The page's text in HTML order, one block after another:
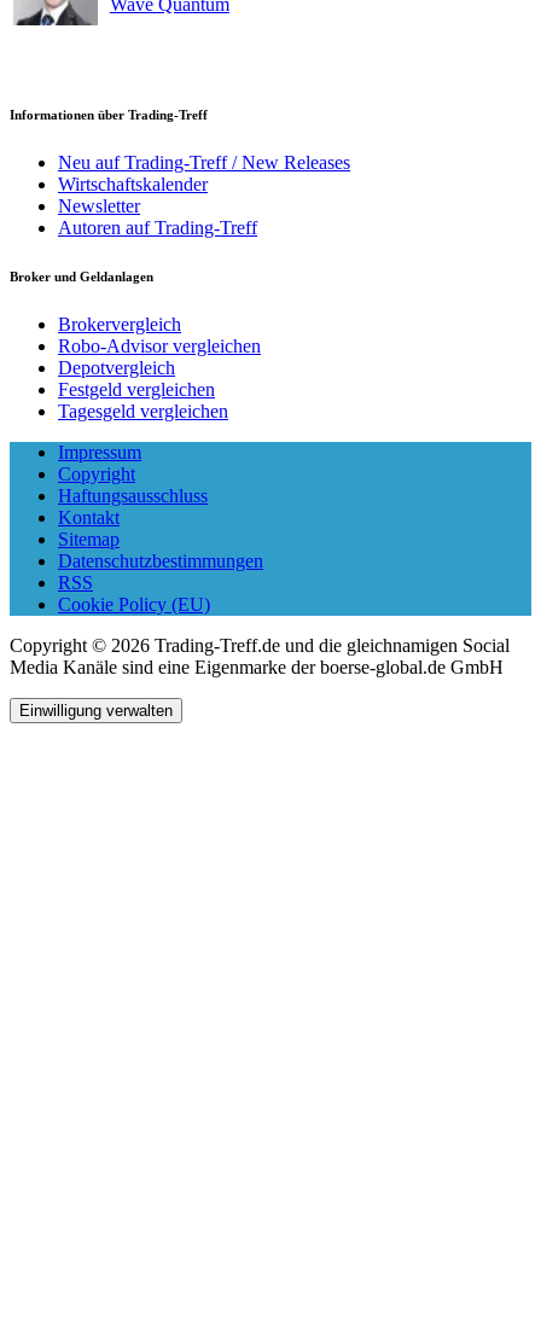
Wave Quantum
Informationen über Trading-Treff
Neu auf Trading-Treff / New Releases
Wirtschaftskalender
Newsletter
Autoren auf Trading-Treff
Broker und Geldanlagen
Brokervergleich
Robo-Advisor vergleichen
Depotvergleich
Festgeld vergleichen
Tagesgeld vergleichen
Impressum
Copyright
Haftungsausschluss
Kontakt
Sitemap
Datenschutzbestimmungen
RSS
Cookie Policy (EU)
Copyright © 2026 Trading-Treff.de und die gleichnamigen Social
Media Kanäle sind eine Eigenmarke der boerse-global.de GmbH
Einwilligung verwalten